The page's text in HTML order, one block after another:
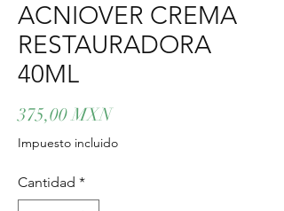
ACNIOVER CREMA
RESTAURADORA
40ML
375,00 MXNPrecio
Impuesto incluido
Cantidad *